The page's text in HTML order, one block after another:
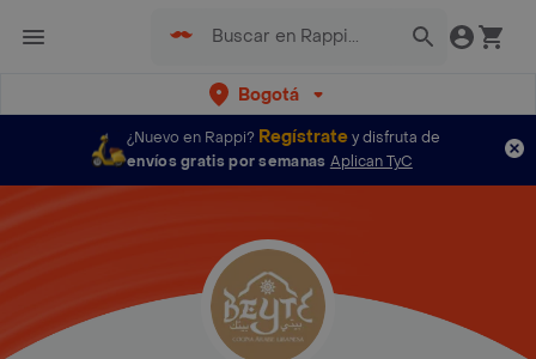
Bogotá
¿Nuevo en Rappi? Regístratey disfruta de
envíos gratis por semanas Aplican TyC